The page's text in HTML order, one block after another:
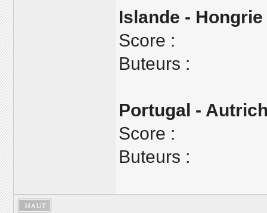
Islande - Hongrie
Score :
Buteurs :
Portugal -
Score :
Buteurs :